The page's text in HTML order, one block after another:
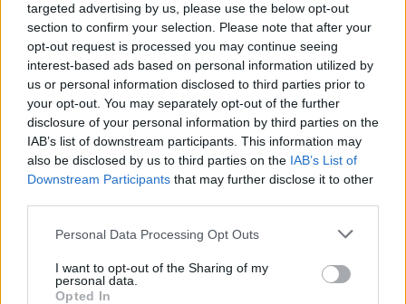
targeted advertising by us, please use the below opt-out
section to confirm your selection. Please note that after your
opt-out request is processed you may continue seeing
interest-based ads based on personal information utilized by
us or personal information disclosed to third parties prior to
your opt-out. You may separately opt-out of the further
disclosure of your personal information by third parties on the
IAB’s list of downstream participants. This information may
also be disclosed by us to third parties on the IAB’s List of
Downstream Participants that may further disclose it to other
Personal Data Processing Opt Outs
I want to opt-out of the Sharing of my
personal data.
Opted In
16:25
Φωτιά στη Βοιωτία: Η δραματική επιχείρηση διάσωσης
πολιτών μέσω θαλάσσης από την Πυροσβεστική
Ε. Τουρνάς: "Απέναντι σε ακραία καιρικά φαινόμενα δεν
υπάρχουν περιθώρια εφησυχασμού"
Φωτιά σε χαμηλή βλάστηση στη Σίνδο - Σηκώθηκε
ελικόπτερο
Αττικόν: Εκτός λειτουργίας και οι δύο αξονικοί
τομογράφοι